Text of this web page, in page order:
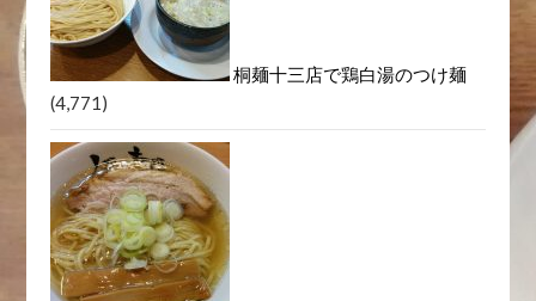
桐麺十三店で鶏白湯のつけ麺
(4,771)